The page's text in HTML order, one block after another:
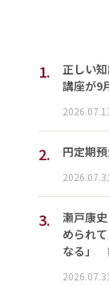
1.
正しい
講座が9
2. 円定期
3.
瀬戸康
められ
なる」